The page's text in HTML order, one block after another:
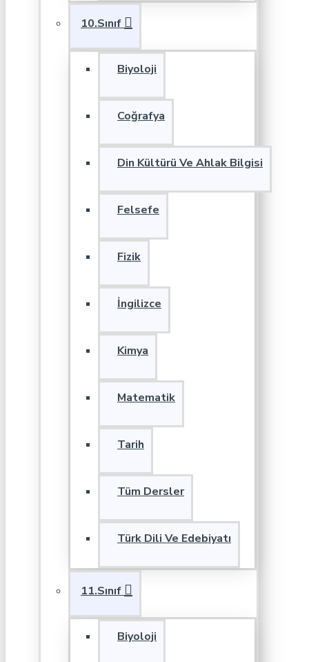
10.Sınıf
Biyoloji
Coğrafya
Din Kültürü Ve Ahlak Bilgisi
Felsefe
Fizik
İngilizce
Kimya
Matematik
Tarih
Tüm Dersler
Türk Dili Ve Edebiyatı
11.Sınıf
Biyoloji